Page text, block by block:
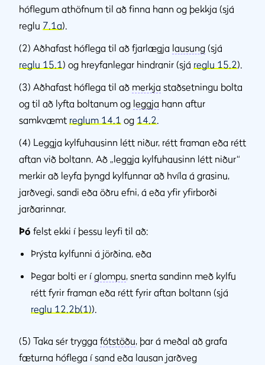
hóflegum athöfnum til að finna hann og þekkja (sjá
reglu 7.1a).
(2) Aðhafast hóflega til að fjarlægja lausung (sjá
reglu 15.1) og hreyfanlegar hindranir (sjá reglu 15.2).
(3) Aðhafast hóflega til að merkja staðsetningu bolta
og til að lyfta boltanum og leggja hann aftur
samkvæmt reglum 14.1 og 14.2.
(4) Leggja kylfuhausinn létt niður, rétt framan eða rétt
aftan við boltann. Að „leggja kylfuhausinn létt niður“
merkir að leyfa þyngd kylfunnar að hvíla á grasinu,
jarðvegi, sandi eða öðru efni, á eða yfir yfirborði
jarðarinnar.
Þó felst ekki í þessu leyfi til að:
Þrýsta kylfunni á jörðina, eða
Þegar bolti er íglompu, snerta sandinn með kylfu
rétt fyrir framan eða rétt fyrir aftan boltann (sjá
reglu 12.2b(1)).
(5) Taka sér trygga fótstöðu, þar á meðal að grafa
fæturna hóflega í sand eða lausan jarðveg